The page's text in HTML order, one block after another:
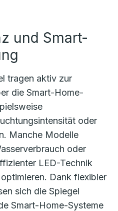
und Smart-
tragen aktiv zur
die Smart-Home-
oder
Manche Modelle
oder
LED-Technik
Dank flexibler
sich die Spiegel
Smart-Home-Systeme